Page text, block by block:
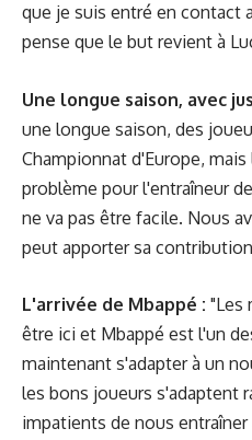
que je suis entré en contact
pense que le but revient à
Une longue saison, avec
une longue saison, des
Championnat d'Europe,
problème pour l'entraîneur
ne va pas être facile. Nous
peut apporter sa
L'arrivée de Mbappé : "Les
être ici et Mbappé est l'un
maintenant s'adapter à un
les bons joueurs s'adaptent
impatients de nous entraîner